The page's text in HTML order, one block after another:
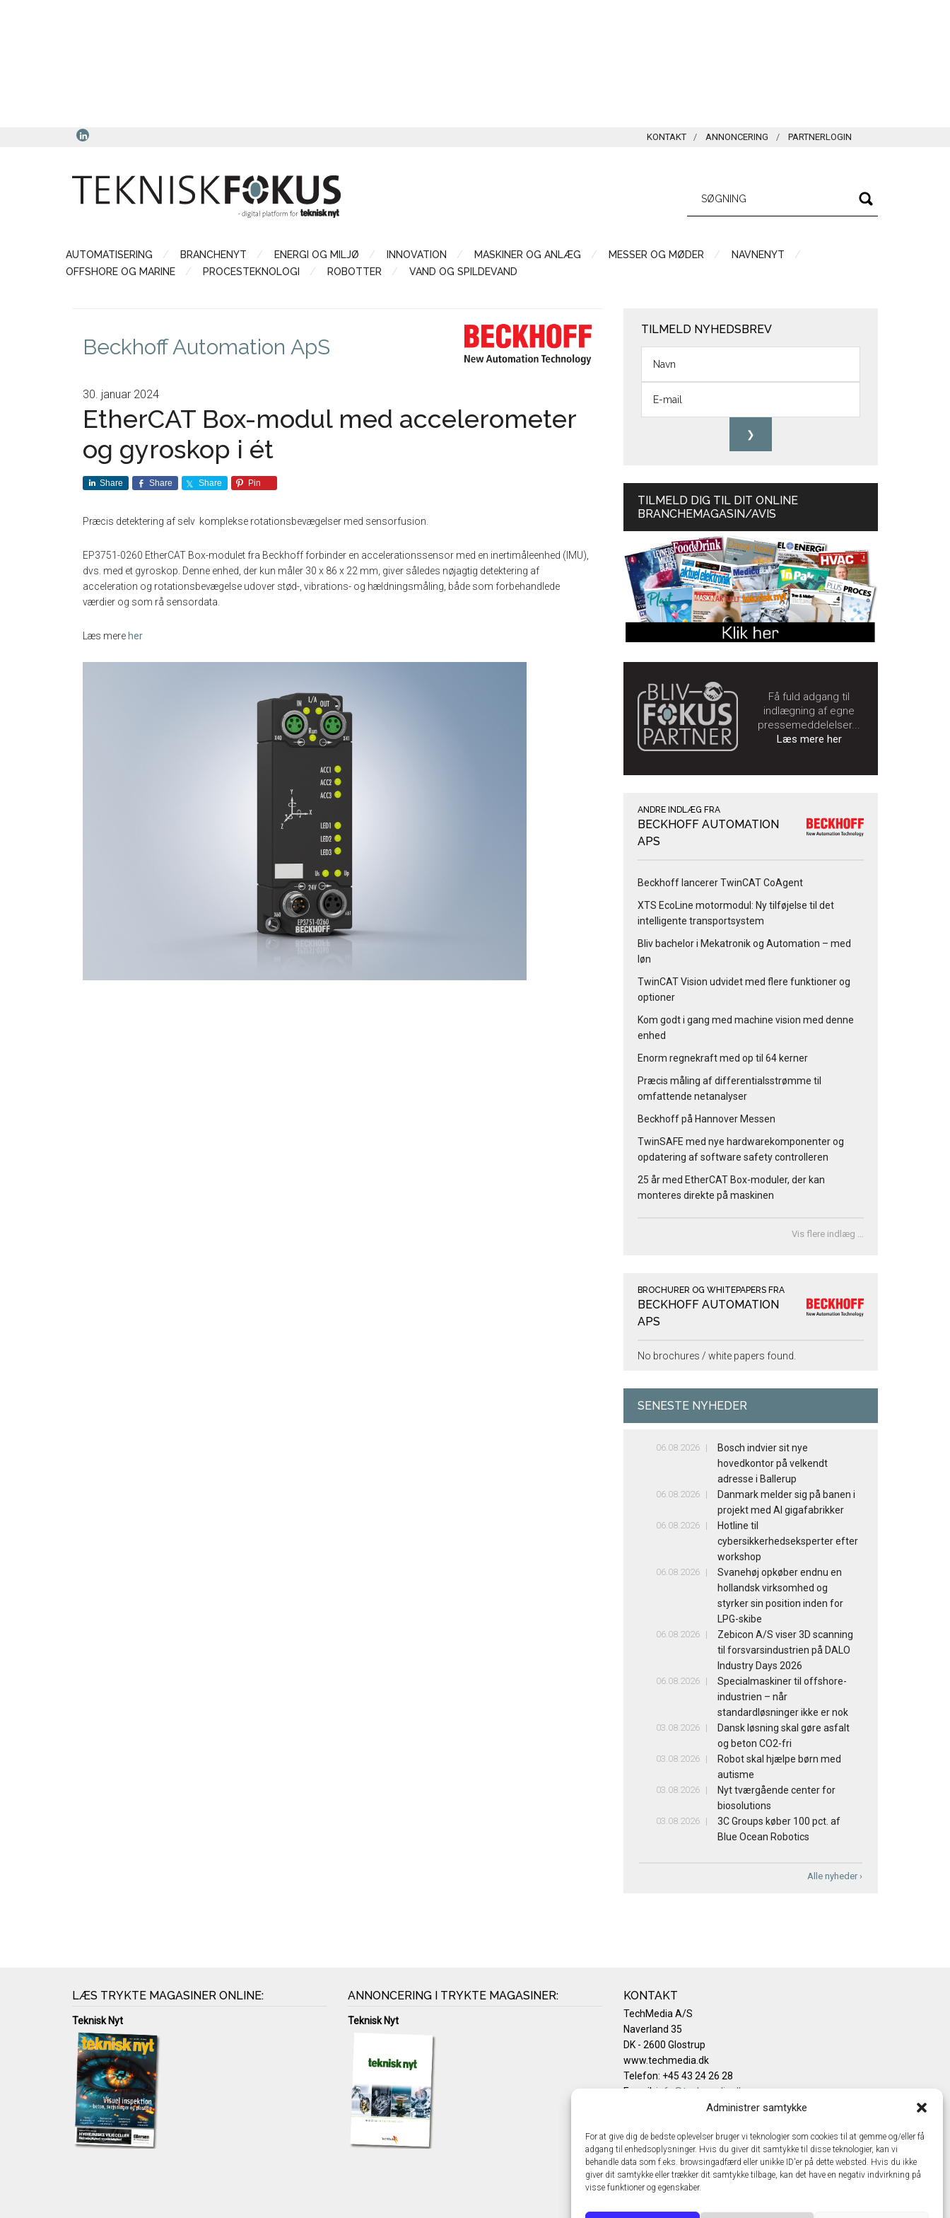
Administrer samtykke
For at give dig de bedste oplevelser bruger vi teknologier som cookies til at gemme og/eller få
adgang til enhedsoplysninger. Hvis du giver dit samtykke til disse teknologier, kan vi
behandle data som f.eks. browsingadfærd eller unikke ID'er på dette websted. Hvis du ikke
giver dit samtykke eller trækker dit samtykke tilbage, kan det have en negativ indvirkning på
visse funktioner og egenskaber.
KONTAKT ANNONCERING PARTNERLOGIN
AUTOMATISERING BRANCHENYT ENERGI OG MILJØ INNOVATION MASKINER OG ANLÆG MESSER OG MØDER
NAVNENYT
OFFSHORE OG MARINE
PROCESTEKNOLOGI ROBOTTER VAND OG SPILDEVAND
Beckhoff Automation ApS
30. januar 2024
EtherCAT Box-modul med accelerometer
og gyroskop i ét
Share Share Share Pin
Præcis detektering af selv komplekse rotationsbevægelser med sensorfusion.
EP3751-0260 EtherCAT Box-modulet fra Beckhoff forbinder en accelerationssensor med en inertimåleenhed (IMU),
dvs. med et gyroskop. Denne enhed, der kun måler 30 x 86 x 22 mm, giver således nøjagtig detektering af
acceleration og rotationsbevægelse udover stød-, vibrations- og hældningsmåling, både som forbehandlede
værdier og som rå sensordata.
Læs mere her
TILMELD NYHEDSBREV
TILMELD DIG TIL DIT ONLINE
BRANCHEMAGASIN/AVIS
Få fuld adgang til
indlægning af egne
pressemeddelelser...
Læs mere her
ANDRE INDLÆG FRA
BECKHOFF AUTOMATION
APS
Beckhoff lancerer TwinCAT CoAgent
XTS EcoLine motormodul: Ny tilføjelse til det
intelligente transportsystem
Bliv bachelor i Mekatronik og Automation – med
løn
TwinCAT Vision udvidet med flere funktioner og
optioner
Kom godt i gang med machine vision med denne
enhed
Enorm regnekraft med op til 64 kerner
Præcis måling af differentialsstrømme til
omfattende netanalyser
Beckhoff på Hannover Messen
TwinSAFE med nye hardwarekomponenter og
opdatering af software safety controlleren
25 år med EtherCAT Box-moduler, der kan
monteres direkte på maskinen
Vis flere indlæg …
BROCHURER OG WHITEPAPERS FRA
BECKHOFF AUTOMATION
APS
No brochures / white papers found.
SENESTE NYHEDER
06.08.2026
Bosch indvier sit nye
hovedkontor på velkendt
adresse i Ballerup
06.08.2026
Danmark melder sig på banen i
projekt med AI gigafabrikker
06.08.2026
Hotline til
cybersikkerhedseksperter efter
workshop
06.08.2026
Svanehøj opkøber endnu en
hollandsk virksomhed og
styrker sin position inden for
LPG-skibe
06.08.2026
Zebicon A/S viser 3D scanning
til forsvarsindustrien på DALO
Industry Days 2026
06.08.2026
Specialmaskiner til offshore-
industrien – når
standardløsninger ikke er nok
03.08.2026
Dansk løsning skal gøre asfalt
og beton CO2-fri
03.08.2026
Robot skal hjælpe børn med
autisme
03.08.2026
Nyt tværgående center for
biosolutions
03.08.2026
3C Groups køber 100 pct. af
Blue Ocean Robotics
Alle nyheder ›
LÆS TRYKTE MAGASINER ONLINE:
Teknisk Nyt
ANNONCERING I TRYKTE MAGASINER:
Teknisk Nyt
KONTAKT
TechMedia A/S
Naverland 35
DK - 2600 Glostrup
www.techmedia.dk
Telefon: +45 43 24 26 28
E-mail: info@techmedia.dk